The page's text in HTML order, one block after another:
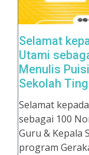
Selamat
Utami
Menulis
Sekolah
Selamat
sebagai 100
Guru & Kepala
program